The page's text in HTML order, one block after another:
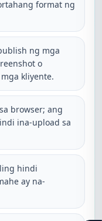
format ng
ng mga
o
kliyente.
browser; ang
ina-upload sa
hindi
ay na-